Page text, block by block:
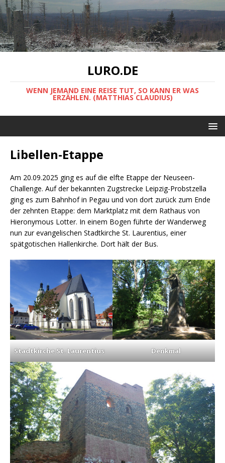
LURO.DE
WENN JEMAND EINE REISE TUT, SO KANN ER WAS
ERZÄHLEN. (MATTHIAS CLAUDIUS)
Libellen-Etappe
Am 20.09.2025 ging es auf die elfte Etappe der Neuseen-
Challenge. Auf der bekannten Zugstrecke Leipzig-Probstzella
ging es zum Bahnhof in Pegau und von dort zurück zum Ende
der zehnten Etappe: dem Marktplatz mit dem Rathaus von
Hieronymous Lotter. In einem Bogen führte der Wanderweg
nun zur evangelischen Stadtkirche St. Laurentius, einer
spätgotischen Hallenkirche. Dort hält der Bus.
Stadtkirche St. Laurentius Denkmal